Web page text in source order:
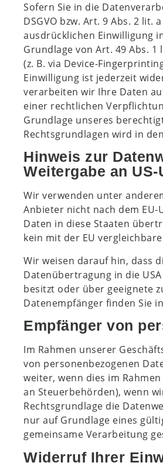
Sofern Sie in die
DSGVO bzw. Art. 9 Abs. 2 lit.
ausdrücklichen Einwilligung
Grundlage von Art. 49 Abs.
(z. B. via Device-
Einwilligung ist jederzeit
verarbeiten wir Ihre Daten
einer rechtlichen
Grundlage unseres
Rechtsgrundlagen wird in
Hinweis zur
Weitergabe an
Wir verwenden unter
Anbieter nicht nach dem EU-
Daten in diese Staaten
kein mit der EU
Wir weisen darauf hin, dass
Datenübertragung in die
besitzt oder über geeignete
Datenempfänger finden Sie
Empfänger von
Im Rahmen unserer
von personenbezogenen
weiter, wenn dies im
an Steuerbehörden), wenn
Rechtsgrundlage die
nur auf Grundlage eines
gemeinsame Verarbeitung
Widerruf Ihrer